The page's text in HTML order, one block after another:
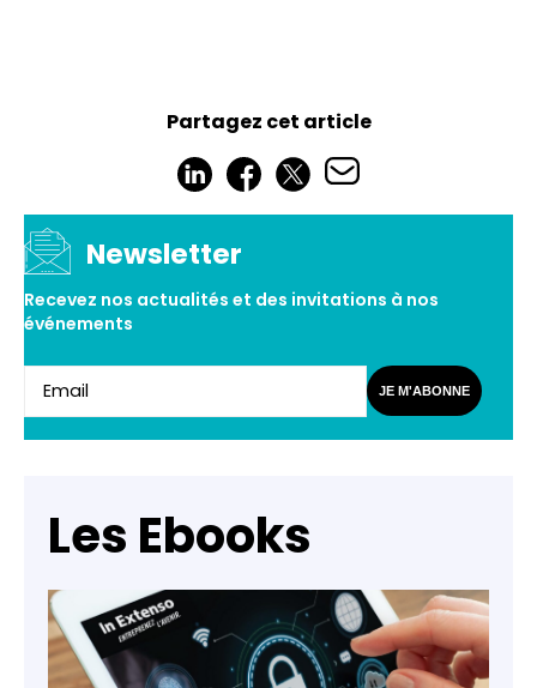
Partagez cet article
Newsletter
Recevez nos actualités et des invitations à nos
événements
JE M'ABONNE
Les Ebooks